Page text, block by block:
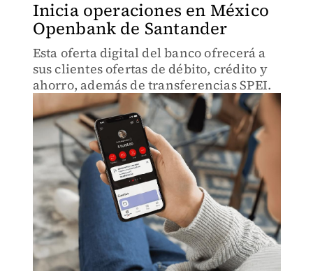
Inicia operaciones en México
Openbank de Santander
Esta oferta digital del banco ofrecerá a
sus clientes ofertas de débito, crédito y
ahorro, además de transferencias SPEI.